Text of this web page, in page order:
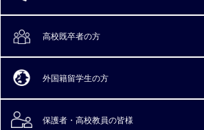
高校既卒者の方
外国籍留学生の方
保護者・高校教員の皆様